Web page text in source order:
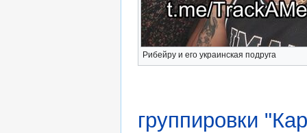
Рибейру и его украинская подруга
группировки